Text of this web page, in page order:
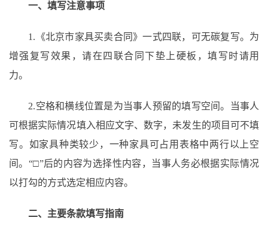
一、填写注意事项
1.《北京市家具买卖合同》一式四联，可无碳复写。为
增强复写效果，请在四联合同下垫上硬板，填写时请用
力。
2.空格和横线位置是为当事人预留的填写空间。当事人
可根据实际情况填入相应文字、数字，未发生的项目可不填
写。如家具种类较少，一种家具可占用表格中两行以上空
间。“□”后的内容为选择性内容，当事人务必根据实际情况
以打勾的方式选定相应内容。
二、主要条款填写指南